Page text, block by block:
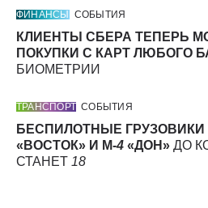
ФИНАНСЫ СОБЫТИЯ
КЛИЕНТЫ СБЕРА ТЕПЕРЬ
ПОКУПКИ С КАРТ ЛЮБОГО
БИОМЕТРИИ
ТРАНСПОРТ СОБЫТИЯ
БЕСПИЛОТНЫЕ ГРУЗОВИКИ
«ВОСТОК» И М-4 «ДОН» ДО
СТАНЕТ 18